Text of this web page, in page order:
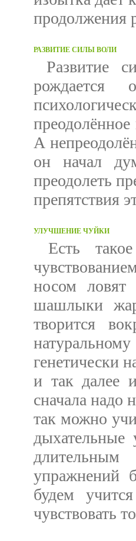
продолжения
РАЗВИТИЕ СИЛЫ ВОЛИ
Развитие
рождается
А
он начал
преодолеть
препятствия
УЛУЧШЕНИЕ ЧУЙКИ
Есть
носом
шашлыки
творится
генетически
и так далее
сначала надо
так можно
дыхательные
упражнений
будем
чувствовать